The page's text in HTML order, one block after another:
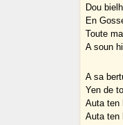
Dou
En
Toute
A soun
A sa
Yen de
Auta ten
Auta ten